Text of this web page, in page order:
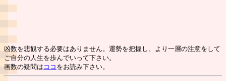
凶数を悲観する必要はありません。運勢を把握し、より一層の注意をして
ご自分の人生を歩んでいって下さい。
画数の疑問は ココ をお読み下さい。